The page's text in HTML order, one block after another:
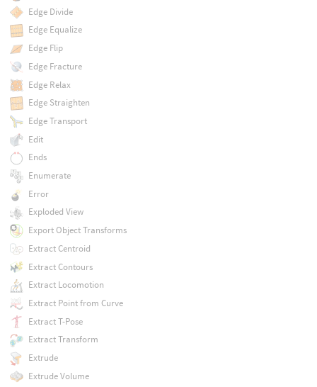
Edge Divide
Edge Equalize
Edge Flip
Edge Fracture
Edge Relax
Edge Straighten
Edge Transport
Edit
Ends
Enumerate
Error
Exploded View
Export Object Transforms
Extract Centroid
Extract Contours
Extract Locomotion
Extract Point from Curve
Extract T-Pose
Extract Transform
Extrude
Extrude Volume